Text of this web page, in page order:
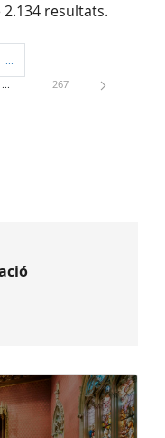
resultats.
TAB per navegar.
Pàgines intermèdies Utilitzeu
Pàgina
267